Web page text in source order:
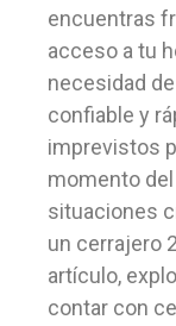
encuentras
acceso a tu
necesidad
confiable y
imprevistos
momento
situaciones
un cerrajero
artículo,
contar con